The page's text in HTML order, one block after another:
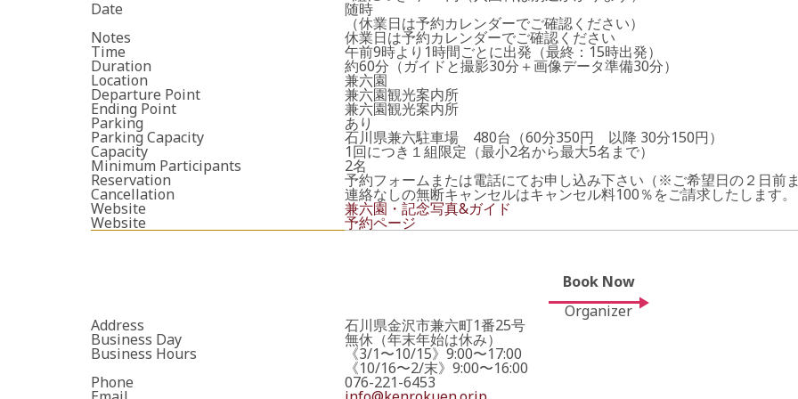
Date 随時
（休業日は予約カレンダーでご確認ください）
Notes 休業日は予約カレンダーでご確認ください
Time 午前9時より1時間ごとに出発（最終：15時出発）
Duration 約60分（ガイドと撮影30分＋画像データ準備30分）
Location 兼六園
Departure Point 兼六園観光案内所
Ending Point 兼六園観光案内所
Parking あり
Parking Capacity 石川県兼六駐車場 480台（60分350円 以降 30分150円）
Capacity 1回につき１組限定（最小2名から最大5名まで）
Minimum Participants 2名
Reservation 予約フォームまたは電話にてお申し込み下さい（※ご希望日の２日前
Cancellation 連絡なしの無断キャンセルはキャンセル料100％をご請求したします。
Website 兼六園・記念写真&ガイド
Website 予約ページ
Book Now
Organizer
Address 石川県金沢市兼六町1番25号
Business Day 無休（年末年始は休み）
Business Hours 《3/1〜10/15》9:00〜17:00
《10/16〜2/末》9:00〜16:00
Phone 076-221-6453
Book Now
Phone Operator Hours
《3/1〜10/15》9:00〜17:00 《10/16〜2/末》9:00〜16:00
076-221-6453